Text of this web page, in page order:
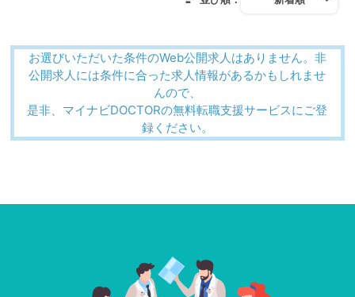
お選びいただいた条件のWeb公開求人はありません。非
公開求人には条件に合った求人情報があるかもしれませ
んので、
是非、マイナビDOCTORの無料転職支援サービスにご登
録ください。